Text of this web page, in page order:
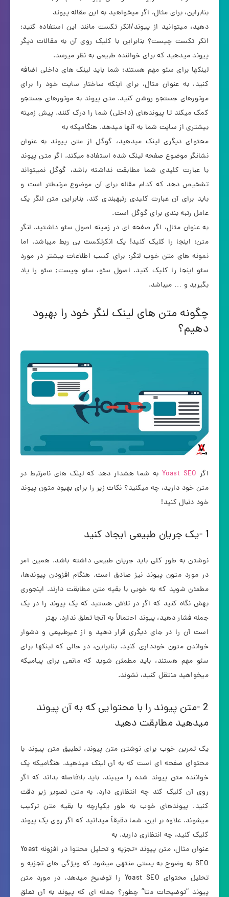
بنابراین، برای مثال، اگر میخواهید به این مقاله پیوند
دهید، میتوانید از پیوند/انکر تکست مانند این استفاده کنید:
انکر تکست چیست؟ بنابراین با کلیک روی آن به مقالات دیگر
پیوند میدهید که برای خواننده طبیعی به نظر میرسد.
لینکها برای سئو مهم هستند: شما باید لینک های داخلی اضافه
کنید، به عنوان مثال، برای اینکه ساختار سایت خود را برای
موتورهای جستجو روشن کنید. متن پیوند به موتورهای جستجو
کمک میکند تا پیوندهای (داخلی) شما را درک کنند. پیش زمینه
بیشتری از سایت شما به آنها میدهد. هنگامیکه به
محتوای دیگری لینک میدهید، گوگل از متن پیوند به عنوان
نشانگر موضوع صفحه لینک شده استفاده میکند. اگر متن پیوند
با عبارت کلیدی شما مطابقت نداشته باشد، گوگل نمیتواند
تشخیص دهد که کدام مقاله برای آن موضوع مرتبطتر است و
باید برای آن عبارت کلیدی رتبهبندی کند. بنابراین متن لنگر یک
عامل رتبه بندی برای گوگل است.
به عنوان مثال، اگر صفحه ای در زمینه اصول سئو داشتید، لنگر
متن: اینجا را کلیک کنید! یک انکرتکست بی ربط میباشد. اما
نمونه های متن خوب لنگر: برای کسب اطلاعات بیشتر در مورد
سئو اینجا را کلیک کنید. اصول سئو، سئو چیست; سئو را یاد
بگیرید و … میباشد.
چگونه متن های لینک لنگر خود را بهبود
دهیم؟
اگر Yoast SEOبه شما هشدار دهد که لینک های نامرتبط در
متن خود دارید، چه میکنید؟ نکات زیر را برای بهبود متون پیوند
خود دنبال کنید!
1 -یک جریان طبیعی ایجاد کنید
نوشتن به طور کلی باید جریان طبیعی داشته باشد. همین امر
در مورد متون پیوند نیز صادق است. هنگام افزودن پیوندها،
مطمئن شوید که به خوبی با بقیه متن مطابقت دارند. اینجوری
بهش نگاه کنید که اگر در تلاش هستید که یک پیوند را در یک
جمله فشار دهید، پیوند احتمالاً به آنجا تعلق ندارد. بهتر
است آن را در جای دیگری قرار دهید و از غیرطبیعی و دشوار
خواندن متون خودداری کنید. بنابراین، در حالی که لینکها برای
سئو مهم هستند، باید مطمئن شوید که مانعی برای پیامیکه
میخواهید منتقل کنید، نشوند.
2 -متن پیوند را با محتوایی که به آن پیوند
میدهید مطابقت دهید
یک تمرین خوب برای نوشتن متن پیوند، تطبیق متن پیوند با
محتوای صفحه ای است که به آن لینک میدهید. هنگامیکه یک
خواننده متن پیوند شده را میبیند، باید بلافاصله بداند که اگر
روی آن کلیک کند چه انتظاری دارد. به متن تصویر زیر دقت
کنید. پیوندهای خوب به طور یکپارچه با بقیه متن ترکیب
میشوند. علاوه بر این، شما دقیقاً میدانید که اگر روی یک پیوند
کلیک کنید، چه انتظاری دارید. به
عنوان مثال، متن پیوند «تجزیه و تحلیل محتوا در افزونه Yoast
SEO به وضوح به پستی منتهی میشود که ویژگی های تجزیه و
تحلیل محتوای Yoast SEO را توضیح میدهد. در مورد متن
پیوند “توضیحات متا” چطور؟ جمله ای که پیوند به آن تعلق